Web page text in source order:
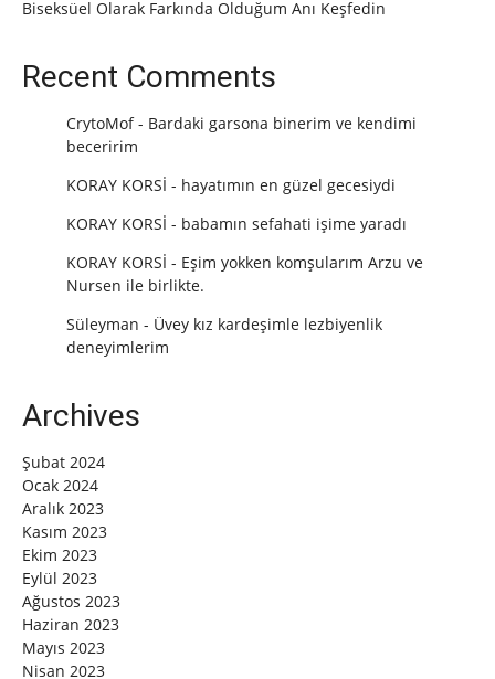
Biseksüel Olarak Farkında Olduğum Anı Keşfedin
Recent Comments
CrytoMof- Bardaki garsona binerim ve kendimi
beceririm
KORAY KORSİ - hayatımın en güzel gecesiydi
KORAY KORSİ - babamın sefahati işime yaradı
KORAY KORSİ - Eşim yokken komşularım Arzu ve
Nursen ile birlikte.
Süleyman - Üvey kız kardeşimle lezbiyenlik
deneyimlerim
Archives
Şubat 2024
Ocak 2024
Aralık 2023
Kasım 2023
Ekim 2023
Eylül 2023
Ağustos 2023
Haziran 2023
Mayıs 2023
Nisan 2023